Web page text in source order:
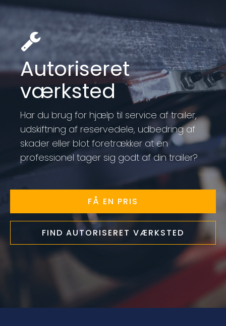
Autoriseret
værksted
Har du brug for hjælp til service af trailer,
udskiftning af reservedele, udbedring af
skader eller blot foretrækker at en
professionel tager sig godt af din trailer?
FÅ EN PRIS
FIND AUTORISERET VÆRKSTED